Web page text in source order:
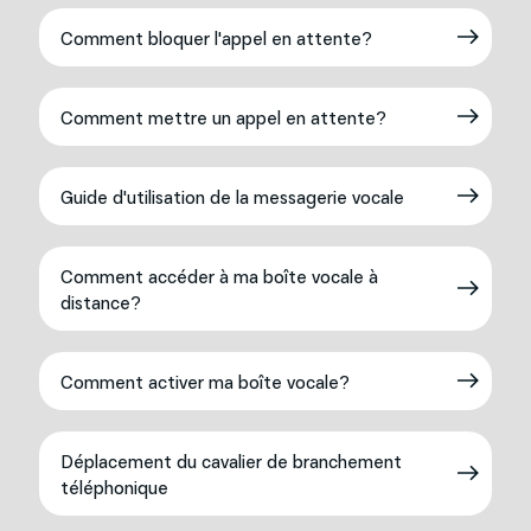
Comment bloquer l'appel en attente?
Comment mettre un appel en attente?
Guide d'utilisation de la messagerie vocale
Comment accéder à ma boîte vocale à
distance?
Comment activer ma boîte vocale?
Déplacement du cavalier de branchement
téléphonique